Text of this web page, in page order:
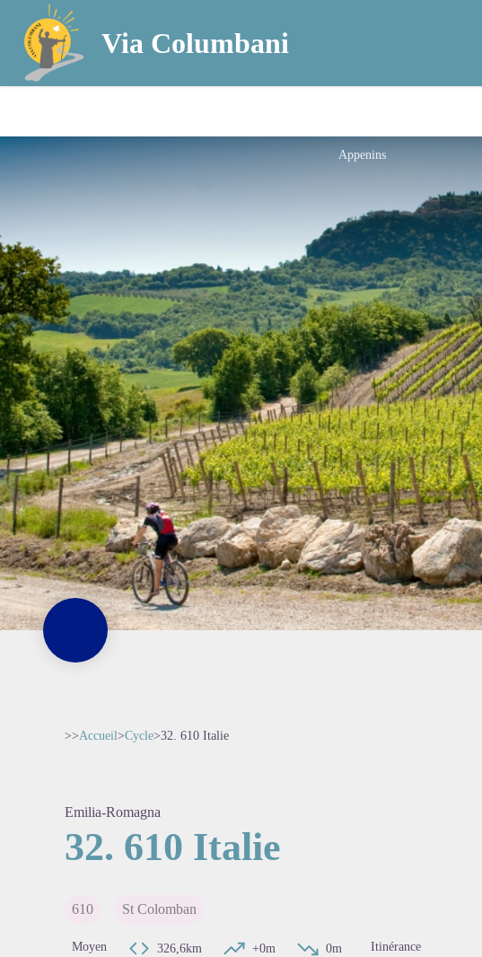
Via Columbani
Appenins
>>Accueil>Cycle>32. 610 Italie
Emilia-Romagna
32. 610 Italie
610 St Colomban
Moyen 326,6km +0m 0m Itinérance